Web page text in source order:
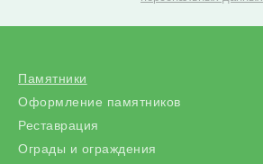
Памятники
Оформление памятников
Реставрация
Ограды и ограждения